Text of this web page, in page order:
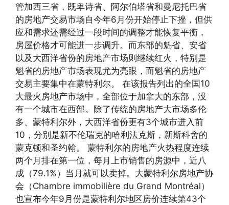
管加西三省，既卑诗省、阿尔伯塔省和曼尼托巴省
的房地产交易市场自今年6月份开始停止下挫，但供
应和需求还需经过一段时间的调整才能恢复平衡，
房屋价格才可能进一步调升。而东部的魁省、安省
以及大西洋省份的房地产市场则继续红火，特别是
魁省的房地产市场表现尤为亮眼，而魁省的房地产
交易主要集中在蒙特利尔。 在该报告列出的全国10
大最火房地产市场中，全部位于加拿大的东部，没
有一个城市在西部。除了传统的房地产大市场多伦
多、蒙特利尔外，大西洋省份更有3个城市进入前
10，分别是新不伦瑞克的哈利法克斯，新斯科舍的
蒙克顿和圣约翰。 蒙特利尔的房地产火热程度连续
两个月排在第一位，每月上市销售的房源中，近八
成（79.1%）当月就可以卖掉。大蒙特利尔房地产协
会（Chambre immobilière du Grand Montréal）
也宣布今年9月份是蒙特利尔地区房价连续第43个